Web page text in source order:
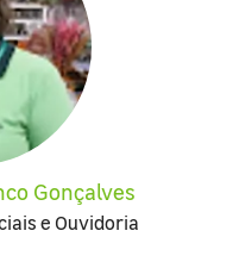
Gonçalves
e Ouvidoria